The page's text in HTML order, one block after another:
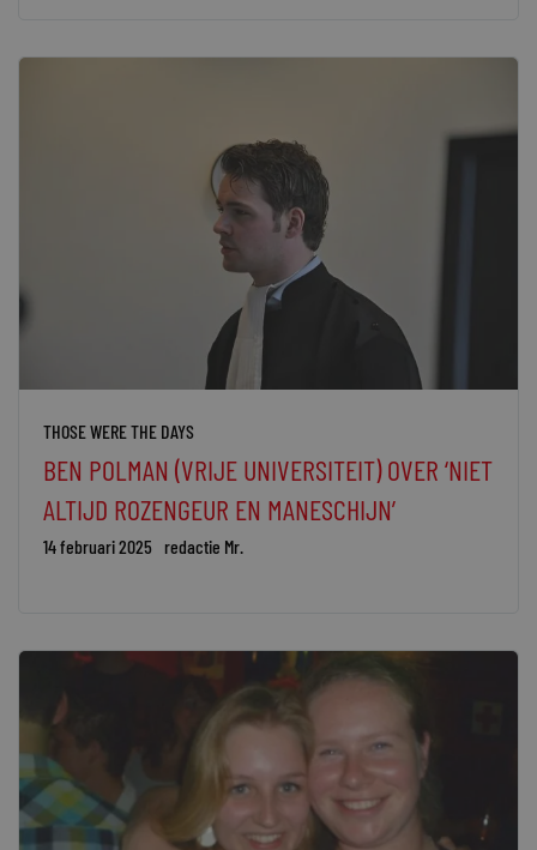
THOSE WERE THE DAYS
BEN POLMAN (VRIJE UNIVERSITEIT) OVER ‘NIET
ALTIJD ROZENGEUR EN MANESCHIJN’
14 februari 2025 redactie Mr.